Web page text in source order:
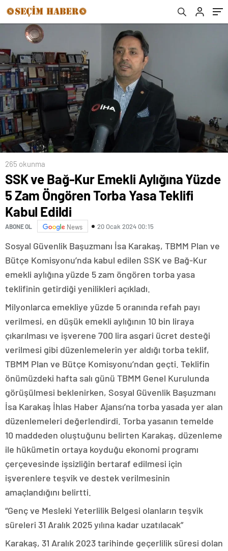
265 okunma
SSK ve Bağ-Kur Emekli Aylığına Yüzde
5 Zam Öngören Torba Yasa Teklifi
Kabul Edildi
ABONE OL News 20 Ocak 2024 00:15
Sosyal Güvenlik Başuzmanı İsa Karakaş, TBMM Plan ve
Bütçe Komisyonu’nda kabul edilen SSK ve Bağ-Kur
emekli aylığına yüzde 5 zam öngören torba yasa
teklifinin getirdiği yenilikleri açıkladı.
Milyonlarca emekliye yüzde 5 oranında refah payı
verilmesi, en düşük emekli aylığının 10 bin liraya
çıkarılması ve işverene 700 lira asgari ücret desteği
verilmesi gibi düzenlemelerin yer aldığı torba teklif,
TBMM Plan ve Bütçe Komisyonu’ndan geçti. Teklifin
önümüzdeki hafta salı günü TBMM Genel Kurulunda
görüşülmesi beklenirken, Sosyal Güvenlik Başuzmanı
İsa Karakaş İhlas Haber Ajansı’na torba yasada yer alan
düzenlemeleri değerlendirdi. Torba yasanın temelde
10 maddeden oluştuğunu belirten Karakaş, düzenleme
ile hükümetin ortaya koyduğu ekonomi programı
çerçevesinde işsizliğin bertaraf edilmesi için
işverenlere teşvik ve destek verilmesinin
amaçlandığını belirtti.
“Genç ve Mesleki Yeterlilik Belgesi olanların teşvik
süreleri 31 Aralık 2025 yılına kadar uzatılacak”
Karakaş, 31 Aralık 2023 tarihinde geçerlilik süresi dolan